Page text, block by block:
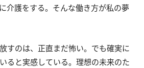
介護をする。そんな働き方が私の夢
すのは、正直まだ怖い。でも確実に
ると実感している。理想の未来のた